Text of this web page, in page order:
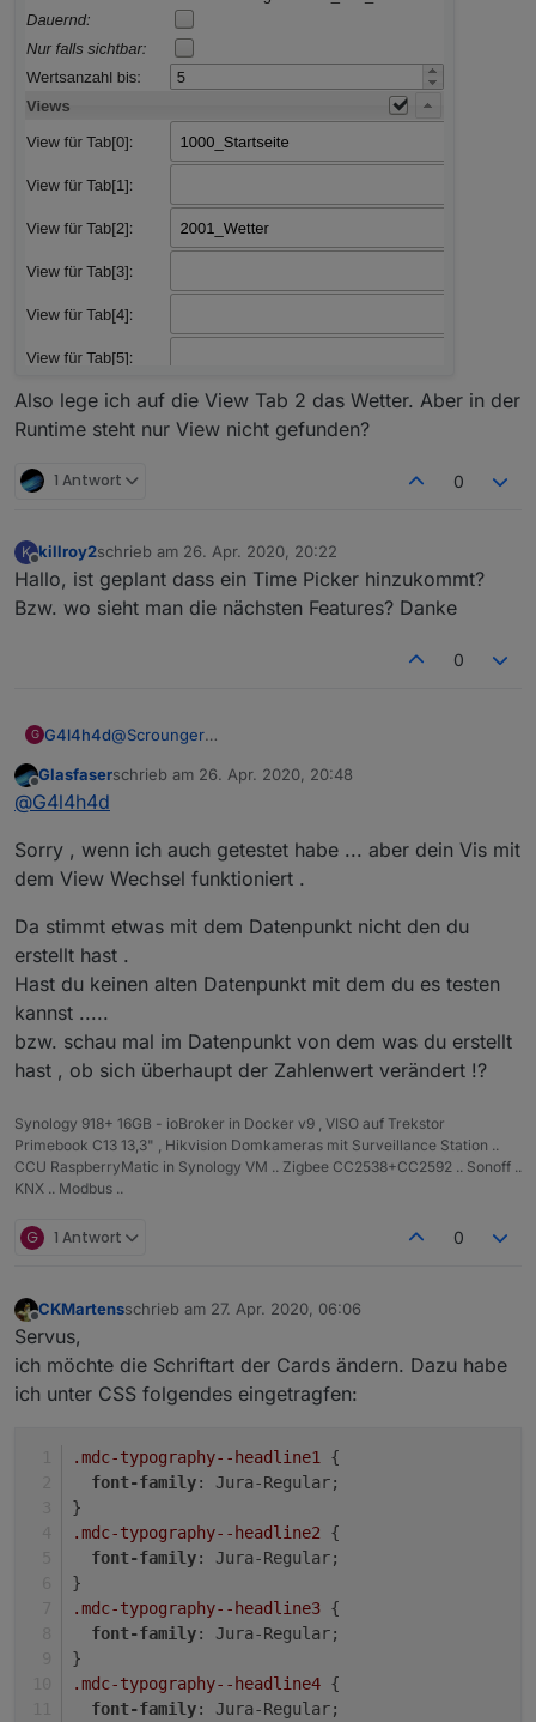
Also lege ich auf die View Tab 2 das Wetter. Aber in der
Runtime steht nur View nicht gefunden?
1 Antwort 0
K
Offline
killroy2schrieb am 26. Apr. 2020, 20:22
zuletzt editiert von
Hallo, ist geplant dass ein Time Picker hinzukommt?
Bzw. wo sieht man die nächsten Features? Danke
0
G G4l4h4d@Scrounger
neu eingerichtet. Leider keine Besserung.
Offline
Glasfaserschrieb am 26. Apr. 2020, 20:48
zuletzt editiert von
@G4l4h4d
Sorry , wenn ich auch getestet habe ... aber dein Vis mit
dem View Wechsel funktioniert .
Da stimmt etwas mit dem Datenpunkt nicht den du
erstellt hast .
Hast du keinen alten Datenpunkt mit dem du es testen
kannst .....
bzw. schau mal im Datenpunkt von dem was du erstellt
hast , ob sich überhaupt der Zahlenwert verändert !?
Synology 918+ 16GB - ioBroker in Docker v9 , VISO auf Trekstor
Primebook C13 13,3" , Hikvision Domkameras mit Surveillance Station ..
CCU RaspberryMatic in Synology VM .. Zigbee CC2538+CC2592 .. Sonoff ..
KNX .. Modbus ..
G 1 Antwort 0
Offline
CKMartensschrieb am 27. Apr. 2020, 06:06
zuletzt editiert von
Servus,
ich möchte die Schriftart der Cards ändern. Dazu habe
ich unter CSS folgendes eingetragfen:
.mdc-typography--headline1
{
font-family: Jura-Regular;
}
.mdc-typography--headline2 {
font-family: Jura-Regular;
}
.mdc-typography--headline3 {
font-family: Jura-Regular;
}
.mdc-typography--headline4 {
font-family: Jura-Regular;